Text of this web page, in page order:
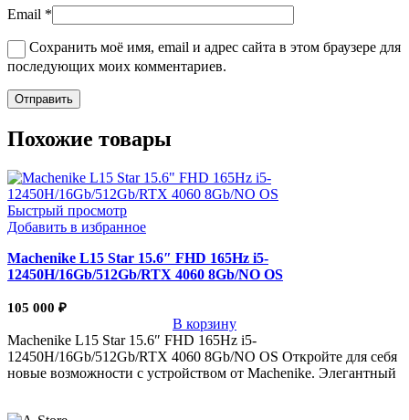
Email *
Сохранить моё имя, email и адрес сайта в этом браузере для
последующих моих комментариев.
Похожие товары
Быстрый просмотр
Добавить в избранное
Machenike L15 Star 15.6″ FHD 165Hz i5-
12450H/16Gb/512Gb/RTX 4060 8Gb/NO OS
105 000 ₽
В корзину
Machenike L15 Star 15.6″ FHD 165Hz i5-
12450H/16Gb/512Gb/RTX 4060 8Gb/NO OS Откройте для себя
новые возможности с устройством от Machenike. Элегантный